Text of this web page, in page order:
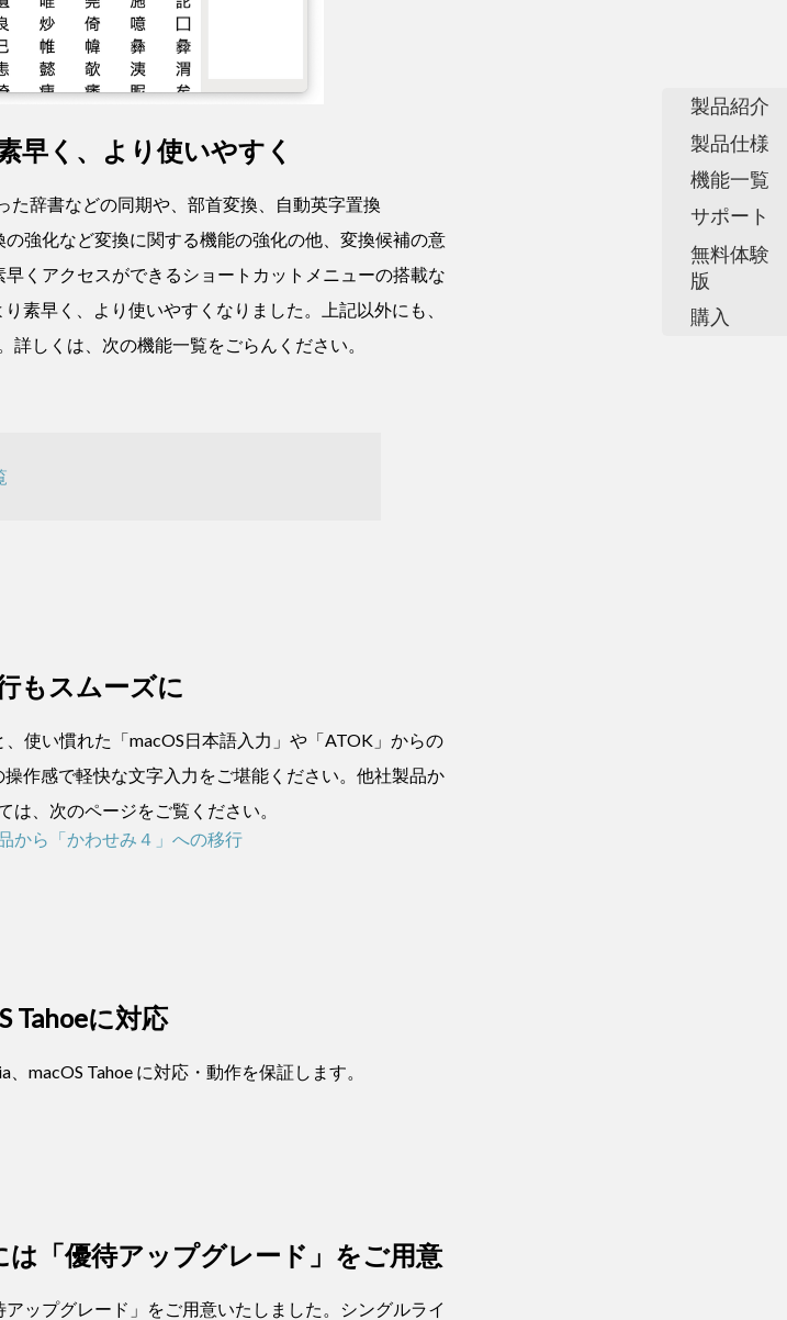
製品紹介
製品仕様
機能一覧
サポート
無料体験
版
購入
早く、より使いやすく
た辞書などの同期や、部首変換、自動英字置換
の強化など変換に関する機能の強化の他、変換候補の意
くアクセスができるショートカットメニューの搭載な
素早く、より使いやすくなりました。上記以外にも、
詳しくは、次の機能一覧をごらんください。
もスムーズに
使い慣れた「macOS日本語入力」や「ATOK」からの
作感で軽快な文字入力をご堪能ください。他社製品か
は、次のページをご覧ください。
から「かわせみ４」への移行
Tahoeに対応
、macOS Tahoe に対応・動作を保証します。
は「優待アップグレード」をご用意
ップグレード」をご用意いたしました。シングルライ